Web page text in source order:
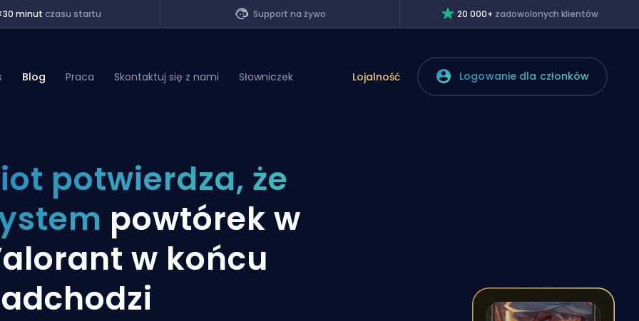
minutczasu startu Support na żywo 20 000+ zadowolonych klientów
Blog Praca Skontaktuj się z nami Słowniczek Lojalność Logowanie dla członków
potwierdza, że
powtórek w
w końcu